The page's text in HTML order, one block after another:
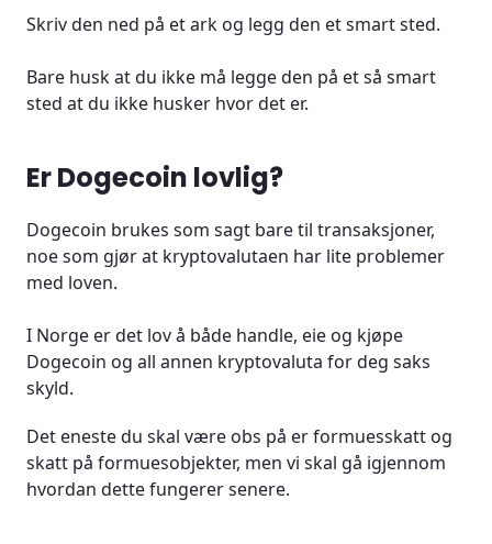
Skriv den ned på et ark og legg den et smart sted.
Bare husk at du ikke må legge den på et så smart
sted at du ikke husker hvor det er.
Er Dogecoin lovlig?
Dogecoin brukes som sagt bare til transaksjoner,
noe som gjør at kryptovalutaen har lite problemer
med loven.
I Norge er det lov å både handle, eie og kjøpe
Dogecoin og all annen kryptovaluta for deg saks
skyld.
Det eneste du skal være obs på er formuesskatt og
skatt på formuesobjekter, men vi skal gå igjennom
hvordan dette fungerer senere.